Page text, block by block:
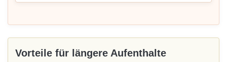
Vorteile für längere Aufenthalte